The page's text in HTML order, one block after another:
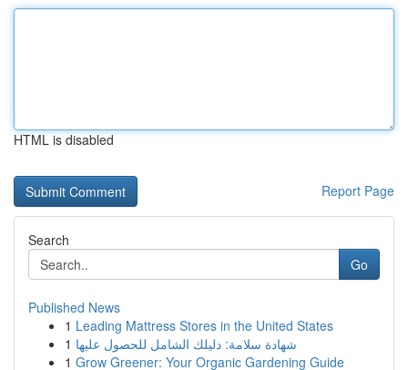
HTML is disabled
Report Page
Search
Go
Published News
1 Leading Mattress Stores in the United States
1 شهادة سلامة: دليلك الشامل للحصول عليها
1 Grow Greener: Your Organic Gardening Guide